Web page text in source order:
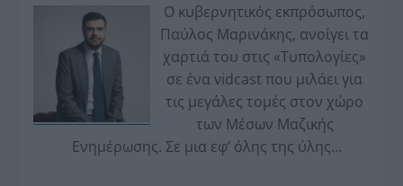
Ο κυβερνητικός εκπρόσωπος,
Παύλος Μαρινάκης, ανοίγει τα
χαρτιά του στις «Τυπολογίες»
σε ένα vidcast που μιλάει για
τις μεγάλες τομές στον χώρο
των Μέσων Μαζικής
Ενημέρωσης. Σε μια εφ’ όλης της ύλης